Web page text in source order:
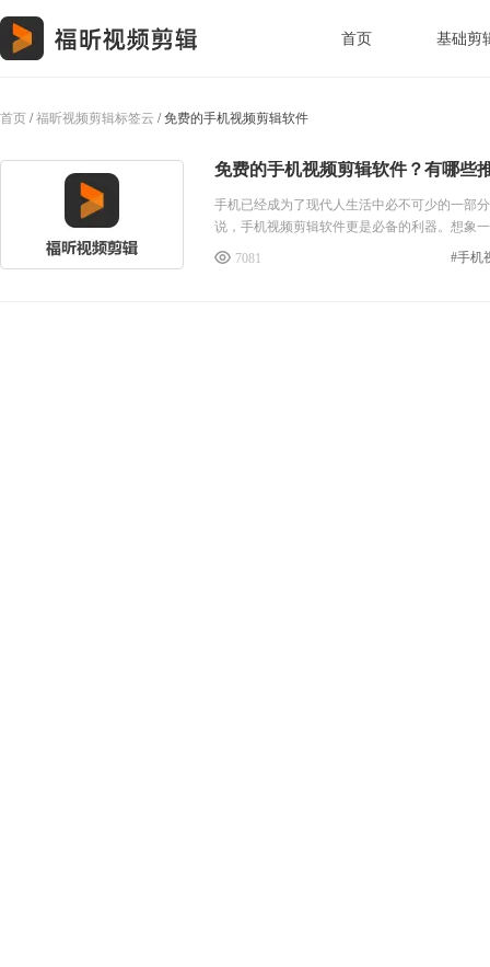
首页 基础剪
首页 /福昕视频剪辑标签云 / 免费的手机视频剪辑软件
免费的手机视频剪辑软件？有哪些
手机已经成为了现代人生活中必不可少的一部
说，手机视频剪辑软件更是必备的利器。想象
是不是觉得很有成就感呢？现在，我要告诉你
7081 #手机